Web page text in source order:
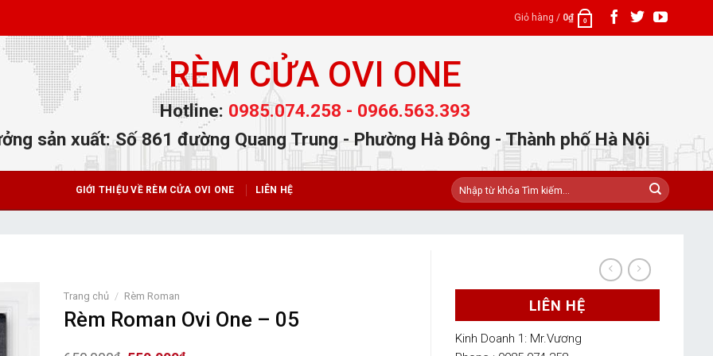
Giỏ hàng / 0₫ 0
RÈM CỬA OVI ONE
Hotline: 0985.074.258 - 0966.563.393
sản xuất: Số 861 đường Quang Trung - Phường Hà Đông - Thành phố Hà Nội
GIỚI THIỆU VỀ RÈM CỬA OVI ONE LIÊN HỆ
Tìm
kiếm:
LIÊN HỆ
Kinh Doanh 1: Mr.Vương
Trang chủ / Rèm Roman
Rèm Roman Ovi One – 05